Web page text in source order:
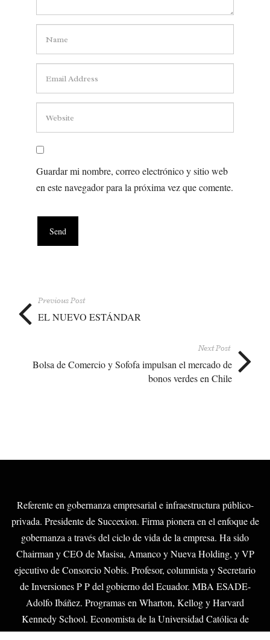
Guardar mi nombre, correo electrónico y sitio web
en este navegador para la próxima vez que comente.
Previous Post
EL NUEVO ESTÁNDAR
Next Post
Bolsa de Comercio y Sofofa impulsan el mercado de
bonos verdes en Chile
Referente en gobernanza empresarial e infraestructura público-
privada. Presidente de Succexion. Firma pionera en el enfoque de
gobernanza a través del ciclo de vida de la empresa. Ha sido
Chairman y CEO de Masisa, Amanco y Nueva Holding, y VP
ejecutivo de Consorcio Nobis. Profesor, columnista y Secretario
de Inversiones P P del gobierno del Ecuador. MBA ESADE-
Adolfo Ibáñez. Programas en Wharton, Kellog y Harvard
Kennedy School. Economista de la Universidad Católica de
Guayaquil.